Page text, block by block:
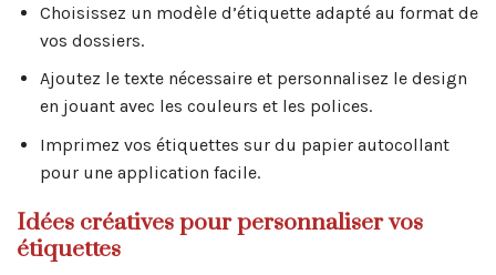
Choisissez un modèle d’étiquette adapté au format de
vos dossiers.
Ajoutez le texte nécessaire et personnalisez le design
en jouant avec les couleurs et les polices.
Imprimez vos étiquettes sur du papier autocollant
pour une application facile.
Idées créatives pour personnaliser vos
étiquettes